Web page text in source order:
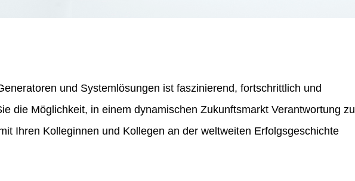
und Systemlösungen ist faszinierend, fortschrittlich und
die Möglichkeit, in einem dynamischen Zukunftsmarkt Verantwortung zu
Ihren Kolleginnen und Kollegen an der weltweiten Erfolgsgeschichte